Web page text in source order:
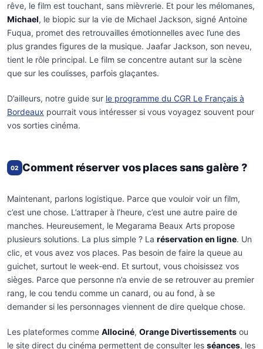
rêve, le film est touchant, sans mièvrerie. Et pour les mélomanes,
Michael, le biopic sur la vie de Michael Jackson, signé Antoine
Fuqua, promet des retrouvailles émotionnelles avec l’une des
plus grandes figures de la musique. Jaafar Jackson, son neveu,
tient le rôle principal. Le film se concentre autant sur la scène
que sur les coulisses, parfois glaçantes.
D’ailleurs, notre guide sur le programme du CGR Le Français à
Bordeaux pourrait vous intéresser si vous voyagez souvent pour
vos sorties cinéma.
02 Comment réserver vos places sans galère ?
Maintenant, parlons logistique. Parce que vouloir voir un film,
c’est une chose. L’attraper à l’heure, c’est une autre paire de
manches. Heureusement, le Megarama Beaux Arts propose
plusieurs solutions. La plus simple ? La réservation en ligne. Un
clic, et vous avez vos places. Pas besoin de faire la queue au
guichet, surtout le week-end. Et surtout, vous choisissez vos
sièges. Parce que personne n’a envie de se retrouver au premier
rang, le cou tendu comme un canard, ou au fond, à se
demander si les personnages viennent de dire quelque chose.
Les plateformes comme Allociné, Orange Divertissements ou
le site direct du cinéma permettent de consulter les séances, les